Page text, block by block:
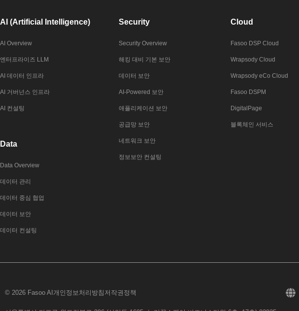
AI (Artificial Intelligence)
AI Overview
엔터프라이즈 LLM
AI 데이터 인프라
AI 거버넌스 인프라
AI 컨설팅
Data
Data Overview
데이터 관리
데이터 중심 협업
데이터 보안
데이터 컨설팅
Security
Security Overview
해킹 대비 기본 보안
데이터 보안
AI-Powered 보안
애플리케이션 보안
공급망 보안
네트워크 보안
정보보안 컨설팅
Cloud
Fasoo DSP Cloud
Wrapsody Cloud
Wrapsody eCo Cloud
Fasoo DSPM
DigitalPage
블록체인 서비스
© 2026 Fasoo AI개인정보처리방침 저작권정책